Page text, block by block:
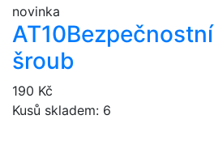
novinka
AT10Bezpečnostní
šroub
190 Kč
Kusů skladem: 6